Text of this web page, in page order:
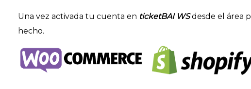
Una vez activada tu cuenta en ticketBAI WSdesde el área
hecho.